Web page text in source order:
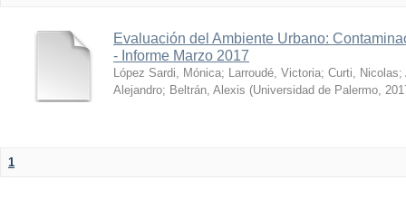
Evaluación del Ambiente Urbano:
- Informe Marzo 2017
López Sardi, Mónica; Larroudé, Victoria; Curti, Nicolas;
Alejandro; Beltrán, Alexis (Universidad de Palermo,
1